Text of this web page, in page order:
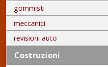
gommisti
meccanici
revisioni auto
Costruzioni